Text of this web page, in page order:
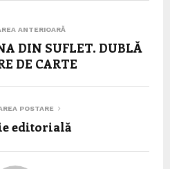
ANTERIOARĂ
DIN SUFLET. DUBLĂ
DE CARTE
POSTARE
editorială